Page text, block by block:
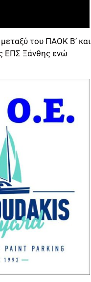
του ΠΑΟΚ Β’ και
ΕΠΣ Ξάνθης ενώ